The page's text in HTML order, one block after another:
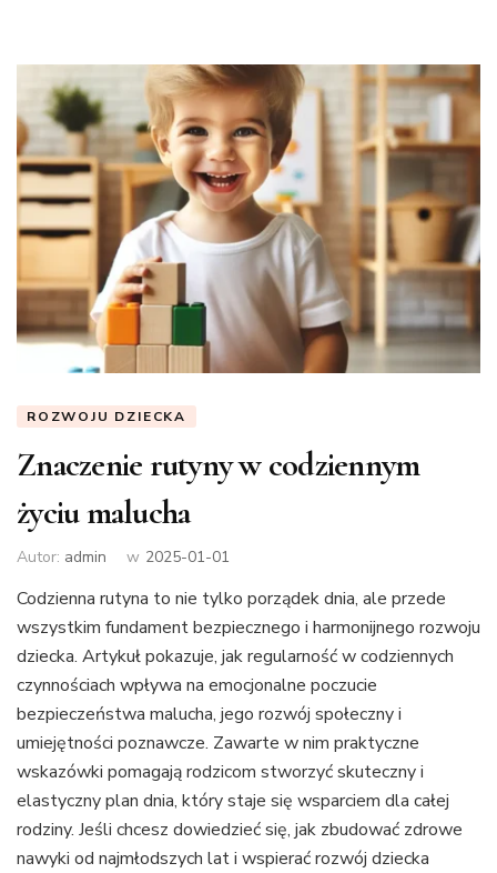
ROZWOJU DZIECKA
Znaczenie rutyny w codziennym
życiu malucha
Autor: admin w 2025-01-01
Codzienna rutyna to nie tylko porządek dnia, ale przede
wszystkim fundament bezpiecznego i harmonijnego rozwoju
dziecka. Artykuł pokazuje, jak regularność w codziennych
czynnościach wpływa na emocjonalne poczucie
bezpieczeństwa malucha, jego rozwój społeczny i
umiejętności poznawcze. Zawarte w nim praktyczne
wskazówki pomagają rodzicom stworzyć skuteczny i
elastyczny plan dnia, który staje się wsparciem dla całej
rodziny. Jeśli chcesz dowiedzieć się, jak zbudować zdrowe
nawyki od najmłodszych lat i wspierać rozwój dziecka